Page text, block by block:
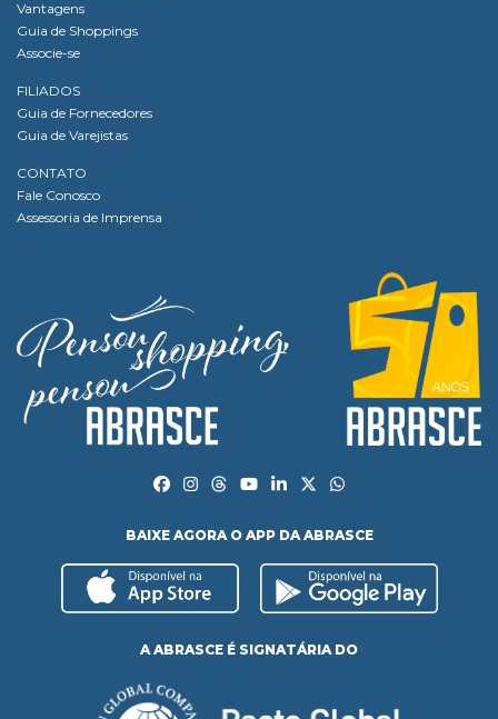
Vantagens
Guia de Shoppings
Associe-se
FILIADOS
Guia de Fornecedores
Guia de Varejistas
CONTATO
Fale Conosco
Assessoria de Imprensa
BAIXE AGORA O APP DA ABRASCE
A ABRASCE É SIGNATÁRIA DO